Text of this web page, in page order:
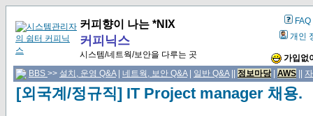
커피향이 나는 *NIX
커피닉스
시스템/네트웍/보안을 다루는 곳
FAQ
개인
가입없
BBS >> 설치, 운영 Q&A| 네트웍, 보안 Q&A| 일반 Q&A|| 정보마당| AWS
[외국계/정규직] IT Project manager 채용.